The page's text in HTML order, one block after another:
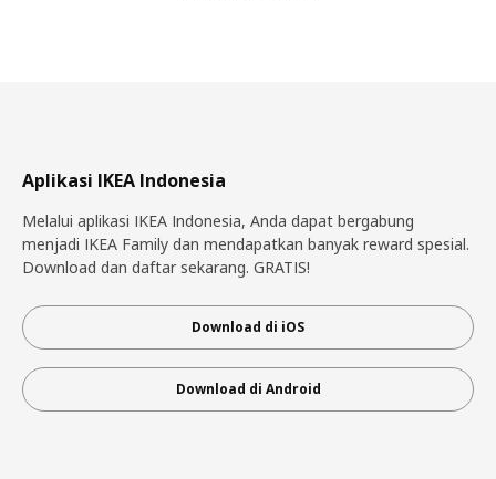
Aplikasi IKEA Indonesia
Melalui aplikasi IKEA Indonesia, Anda dapat bergabung
menjadi IKEA Family dan mendapatkan banyak reward spesial.
Download dan daftar sekarang. GRATIS!
Download di iOS
Download di Android